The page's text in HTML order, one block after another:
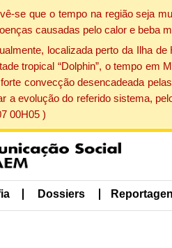
se que o tempo na região seja
causadas pelo calor e beba
localizada perto da Ilha
tropical “Dolphin”, o tempo
convecção desencadeada
a evolução do referido sistema,
00H05 )
Dossiers